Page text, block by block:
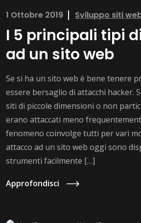
1 Ottobre 2019 Sviluppo siti
I 5 principali tipi
ad un sito web
Se si ha un sito web è bene tenere
essere bersaglio di attacchi hacker.
siti di piccole dimensioni o non
erano attaccati meno
fenomeno coinvolge tutti per vari
attacco ad un sito web oggi sono
strumenti facilmente […]
Approfondisci